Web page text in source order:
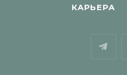
КАРЬЕРА